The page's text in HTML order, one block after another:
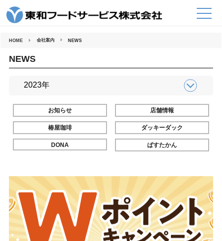
HOME 会社案内 NEWS
NEWS
お知らせ 店舗情報
椿屋珈琲 ダッキーダック
DONA ぱすたかん